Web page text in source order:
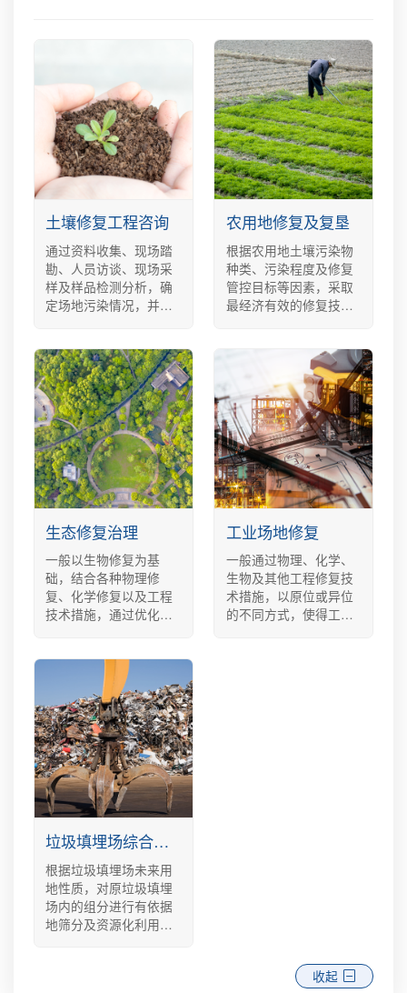
土壤修复工程咨询
通过资料收集、现场踏
勘、人员访谈、现场采
样及样品检测分析，确
定场地污染情况，并通
进行评估
农用地修复及复垦
根据农用地土壤污染物
种类、污染程度及修复
管控目标等因素，采取
最经济有效的修复技
农作物安全及产量。
生态修复治理
一般以生物修复为基
础，结合各种物理修
复、化学修复以及工程
技术措施，通过优化组
境得到改善。
工业场地修复
一般通过物理、化学、
生物及其他工程修复技
术措施，以原位或异位
的不同方式，使得工业
垃圾填埋场综合治理
根据垃圾填埋场未来用
地性质，对原垃圾填埋
场内的组分进行有依据
地筛分及资源化利用，
收起